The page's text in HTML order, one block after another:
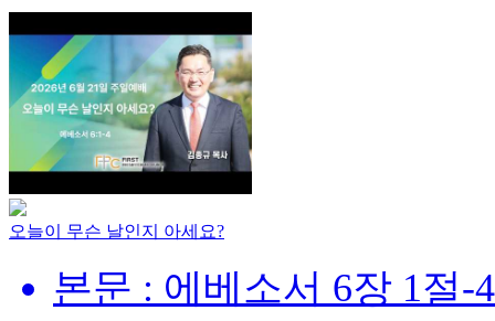
오늘이 무슨 날인지 아세요?
본문 : 에베소서 6장 1절-